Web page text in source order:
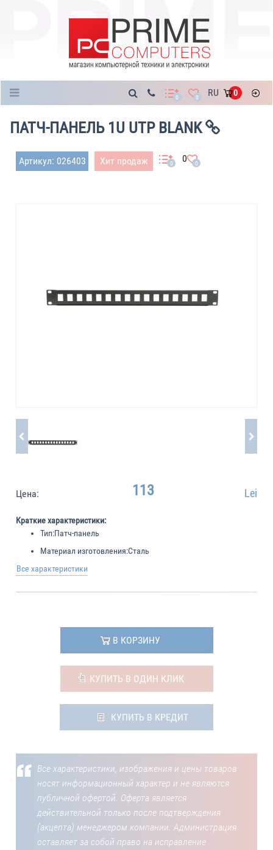
0 0 RU 0
ПАТЧ-ПАНЕЛЬ 1U UTP BLANK
Артикул: 026403 Хит продаж 0 0 0
Цена: 113 Lei
Краткие характеристики:
Тип:Патч-панель
Материал изготовления:Сталь
Все характеристики
В КОРЗИНУ
КУПИТЬ В ОДИН КЛИК
КУПИТЬ В КРЕДИТ
Все характеристики, изображения и цены товаров
носят информационный характер и не являются
публичной офертой. Оферта является
действительной только после подтверждения
(акцепта) менеджером компании. Администрация
оставляет за собой право на исправление